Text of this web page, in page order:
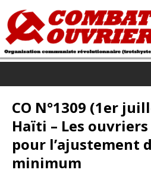
CO N°1309 (1er
Haïti – Les
pour l’ajustement
minimum